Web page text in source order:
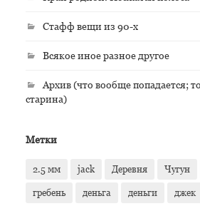
Стафф вещи из 90-х
Всякое иное разное другое
Архив (что вообще попадается;
старина)
Метки
2.5 мм jack Деревня Чугун
гребень деньга деньги джек